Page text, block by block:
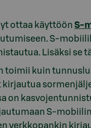
ottaa käyttöön S-
S-
Lisäksi se
kuin
on
S-
verkkopankin